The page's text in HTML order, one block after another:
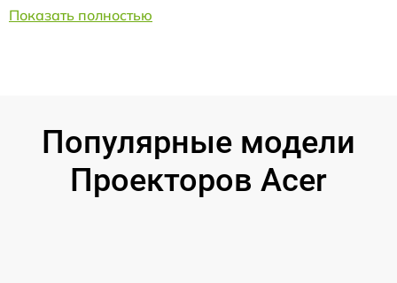
Показать полностью
Популярные модели
Проекторов Acer